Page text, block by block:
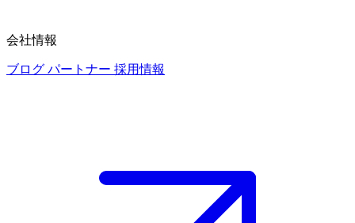
会社情報
ブログ パートナー 採用情報